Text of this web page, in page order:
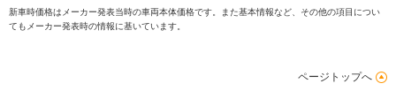
新車時価格はメーカー発表当時の車両本体価格です。また基本情報など、その他の項目につい
てもメーカー発表時の情報に基いています。
ページトップへ